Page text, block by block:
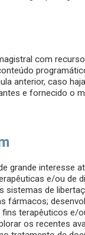
com
anterior, caso
e fornecido o
grande interesse
e/ou de
sistemas de
fármacos;
terapêuticos e/
os recentes